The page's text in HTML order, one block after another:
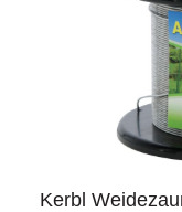
Kerbl